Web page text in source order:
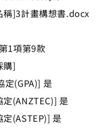
稱]3計畫構想書.docx
1項第9款
購]
定(GPA)] 是
(ANZTEC)] 是
(ASTEP)] 是